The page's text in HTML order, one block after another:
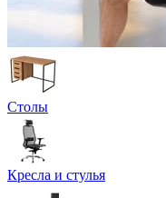
Столы
Кресла и стулья